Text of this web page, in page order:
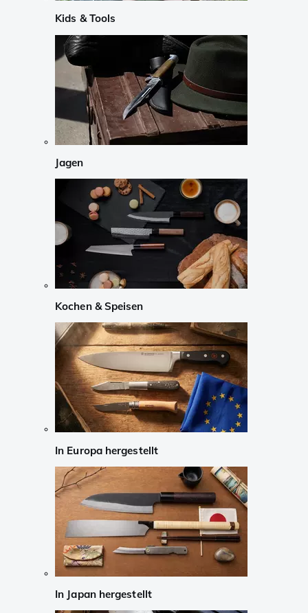
Kids & Tools
Jagen
Kochen & Speisen
In Europa hergestellt
In Japan hergestellt